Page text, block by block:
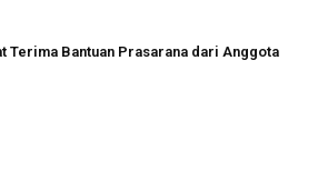
Terima Bantuan Prasarana dari Anggota